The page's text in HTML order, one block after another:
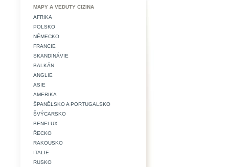
MAPY A VEDUTY CIZINA
AFRIKA
POLSKO
NĚMECKO
FRANCIE
SKANDINÁVIE
BALKÁN
ANGLIE
ASIE
AMERIKA
ŠPANĚLSKO A PORTUGALSKO
ŠVÝCARSKO
BENELUX
ŘECKO
RAKOUSKO
ITALIE
RUSKO